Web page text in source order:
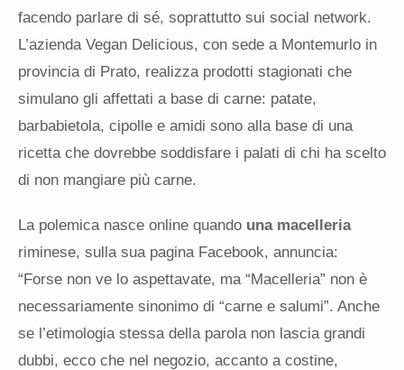
facendo parlare di sé, soprattutto sui social network.
L’azienda Vegan Delicious, con sede a Montemurlo in
provincia di Prato, realizza prodotti stagionati che
simulano gli affettati a base di carne: patate,
barbabietola, cipolle e amidi sono alla base di una
ricetta che dovrebbe soddisfare i palati di chi ha scelto
di non mangiare più carne.
La polemica nasce online quando una macelleria
riminese, sulla sua pagina Facebook, annuncia:
“Forse non ve lo aspettavate, ma “Macelleria” non è
necessariamente sinonimo di “carne e salumi”. Anche
se l’etimologia stessa della parola non lascia grandi
dubbi, ecco che nel negozio, accanto a costine,